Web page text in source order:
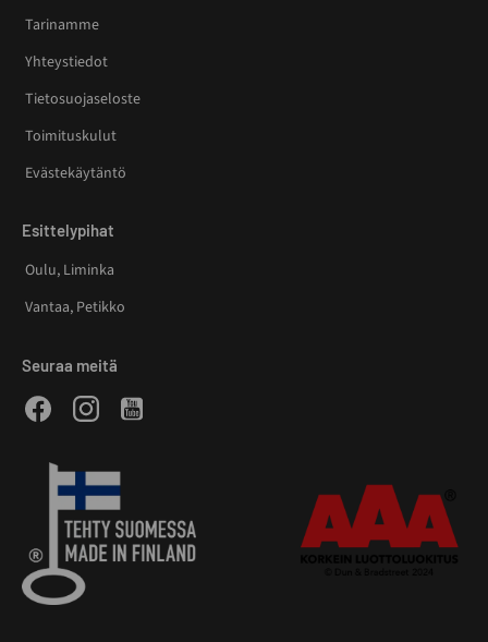
Tarinamme
Yhteystiedot
Tietosuojaseloste
Toimituskulut
Evästekäytäntö
Esittelypihat
Oulu, Liminka
Vantaa, Petikko
Seuraa meitä
FacebookInstagramYoutube